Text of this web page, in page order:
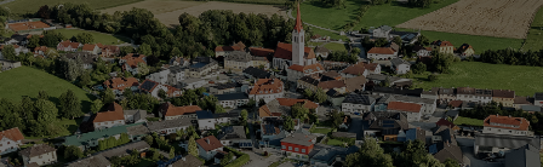
7477 /
42363